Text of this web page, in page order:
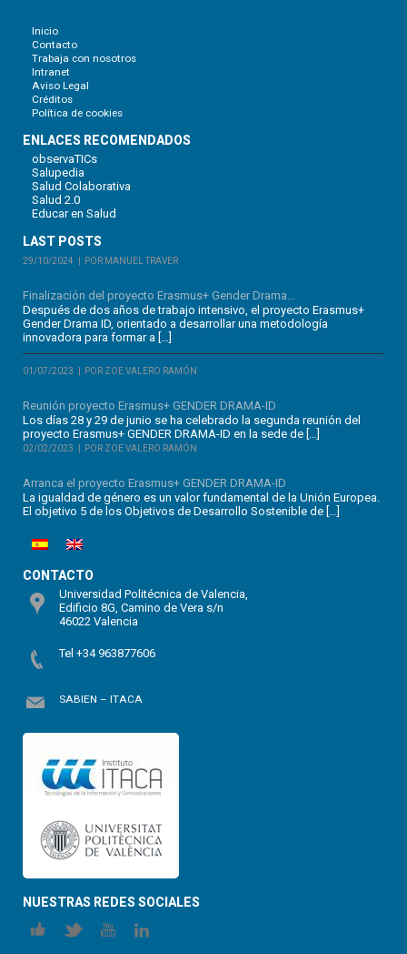
Inicio
Contacto
Trabaja con nosotros
Intranet
Aviso Legal
Créditos
Política de cookies
ENLACES RECOMENDADOS
observaTICs
Salupedia
Salud Colaborativa
Salud 2.0
Educar en Salud
LAST POSTS
29/10/2024 POR MANUEL TRAVER
Finalización del proyecto Erasmus+ Gender Drama...
Después de dos años de trabajo intensivo, el proyecto Erasmus+
Gender Drama ID, orientado a desarrollar una metodología
innovadora para formar a […]
01/07/2023 POR ZOE VALERO RAMÓN
Reunión proyecto Erasmus+ GENDER DRAMA-ID
Los días 28 y 29 de junio se ha celebrado la segunda reunión del
proyecto Erasmus+ GENDER DRAMA-ID en la sede de […]
02/02/2023 POR ZOE VALERO RAMÓN
Arranca el proyecto Erasmus+ GENDER DRAMA-ID
La igualdad de género es un valor fundamental de la Unión Europea.
El objetivo 5 de los Objetivos de Desarrollo Sostenible de […]
CONTACTO
Universidad Politécnica de Valencia,
Edificio 8G, Camino de Vera s/n
46022 Valencia
Tel +34 963877606
SABIEN – ITACA
NUESTRAS REDES SOCIALES